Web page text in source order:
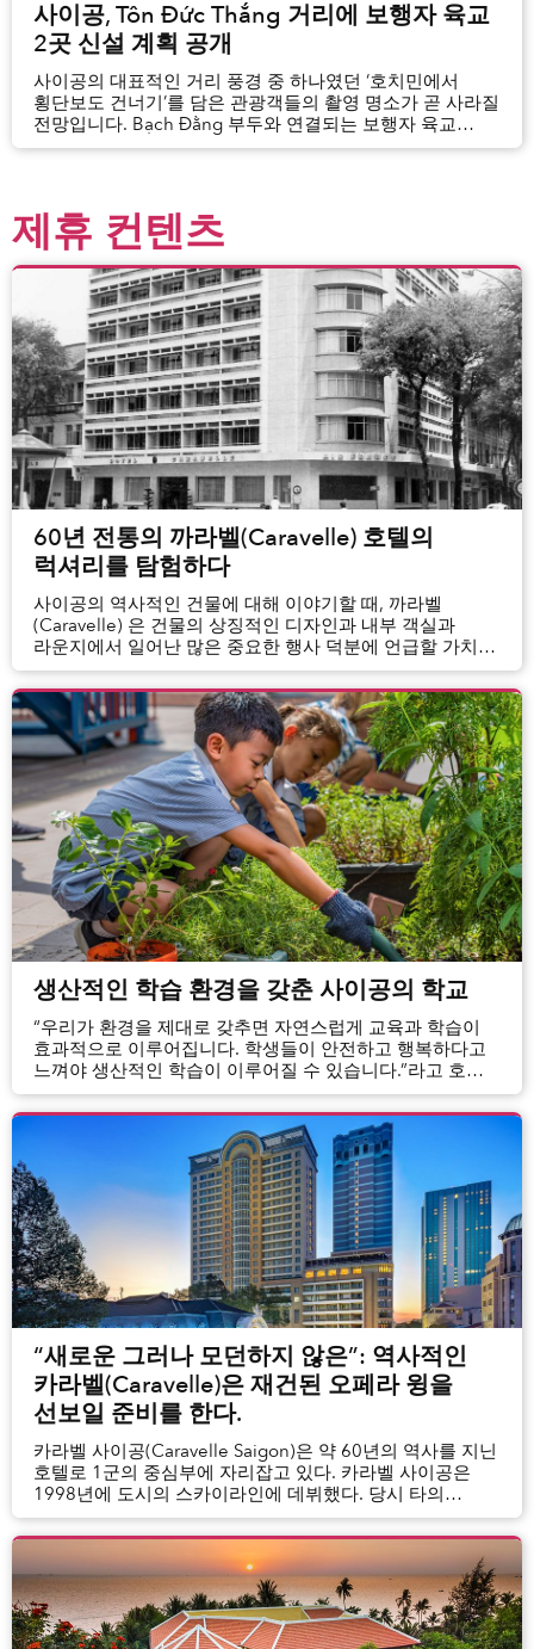
사이공, Tôn Đức Thắng 거리에 보행자 육교
2곳 신설 계획 공개
사이공의 대표적인 거리 풍경 중 하나였던 ‘호치민에서
횡단보도 건너기’를 담은 관광객들의 촬영 명소가 곧 사라질
전망입니다. Bạch Đằng 부두와 연결되는 보행자 육교
2곳이 완공될 예정이기 때문입니다.
제휴 컨텐츠
60년 전통의 까라벨(Caravelle) 호텔의
럭셔리를 탐험하다
사이공의 역사적인 건물에 대해 이야기할 때, 까라벨
(Caravelle) 은 건물의 상징적인 디자인과 내부 객실과
라운지에서 일어난 많은 중요한 행사 덕분에 언급할 가치가
있다. 이 럭셔리 호텔의 60 번째 생일을 맞아, 특정 연령층의
사람들이 까라벨이라는...
생산적인 학습 환경을 갖춘 사이공의 학교
“우리가 환경을 제대로 갖추면 자연스럽게 교육과 학습이
효과적으로 이루어집니다. 학생들이 안전하고 행복하다고
느껴야 생산적인 학습이 이루어질 수 있습니다.”라고 호주
국제 학교의 초등부 부교장이자 유치원 교장인 Beth
Wills는 설명한다.
“새로운 그러나 모던하지 않은”: 역사적인
카라벨(Caravelle)은 재건된 오페라 윙을
선보일 준비를 한다.
카라벨 사이공(Caravelle Saigon)은 약 60년의 역사를 지닌
호텔로 1군의 중심부에 자리잡고 있다. 카라벨 사이공은
1998년에 도시의 스카이라인에 데뷔했다. 당시 타의
추종을 불허하는 24층 높이의 건물이었다.